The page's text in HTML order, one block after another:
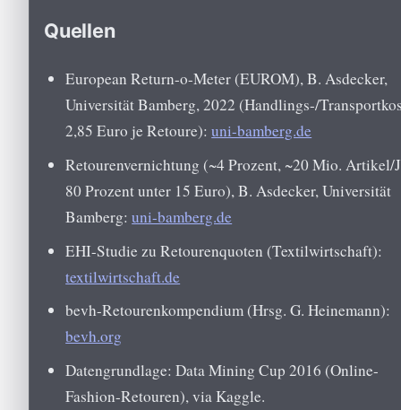
Quellen
European Return-o-Meter (EUROM), B. Asdecker,
Universität Bamberg, 2022 (Handlings-/
2,85 Euro je Retoure):uni-bamberg.de
Retourenvernichtung (~4 Prozent, ~20 Mio. Artikel/
80 Prozent unter 15 Euro), B. Asdecker, Universität
Bamberg:uni-bamberg.de
EHI-Studie zu Retourenquoten (Textilwirtschaft):
textilwirtschaft.de
bevh-Retourenkompendium (Hrsg. G. Heinemann):
bevh.org
Datengrundlage: Data Mining Cup 2016 (Online-
Fashion-Retouren), via Kaggle.